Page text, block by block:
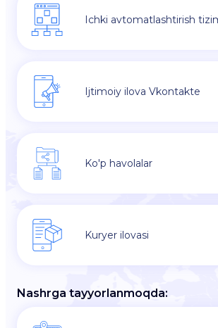
Ichki avtomatlashtirish
Ijtimoiy ilova Vkontakte
Ko'p havolalar
Kuryer ilovasi
Nashrga tayyorlanmoqda: